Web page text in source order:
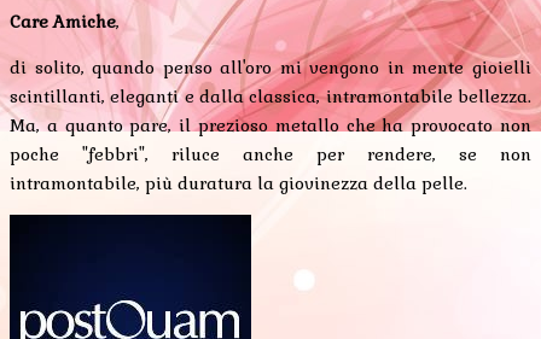
Care Amiche,
di solito, quando penso all'oro mi vengono in mente gioielli
scintillanti, eleganti e dalla classica, intramontabile bellezza.
Ma, a quanto pare, il prezioso metallo che ha provocato non
poche "febbri", riluce anche per rendere, se non
intramontabile, più duratura la giovinezza della pelle.